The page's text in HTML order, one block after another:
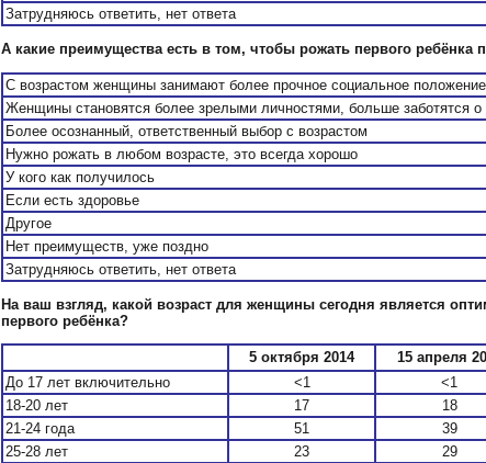
Затрудняюсь ответить, нет ответа
А какие преимущества есть в том, чтобы рожать первого ребёнка
С возрастом женщины занимают более прочное социальное
Женщины становятся более зрелыми личностями, больше заботятся о
Более осознанный, ответственный выбор с возрастом
Нужно рожать в любом возрасте, это всегда хорошо
У кого как получилось
Если есть здоровье
Другое
Нет преимуществ, уже поздно
Затрудняюсь ответить, нет ответа
На ваш взгляд, какой возраст для женщины сегодня является
первого ребёнка?
5 октября 2014 15 апреля
До 17 лет включительно
<1 <1
18-20 лет
17 18
21-24 года
51 39
25-28 лет
23 29